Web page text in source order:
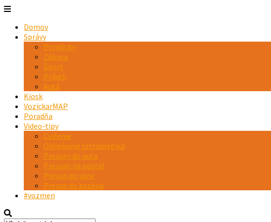
Domov
Správy
Pomôcky
Zábava
Šport
Príbeh
Autá
Kiosk
VozickarMAP
Poradňa
Video-tipy
Cvičenie
Obliekanie tetraplegika
Presuny do auta
Presuny na posteľ
Presun do vane
Presun do bazéna
#vozmen